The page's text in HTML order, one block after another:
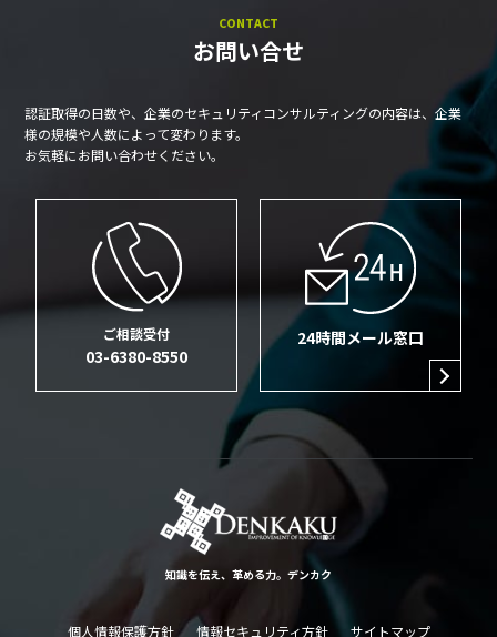
CONTACT
お問い合せ
認証取得の日数や、企業のセキュリティコンサルティングの内容は、企業
様の規模や人数によって変わります。
お気軽にお問い合わせください。
ご相談受付
03-6380-8550
24時間メール窓口
知識を伝え、革める力。デンカク
個人情報保護方針 情報セキュリティ方針 サイトマップ